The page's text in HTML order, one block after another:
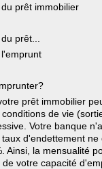
prêt immobilier
prêt...
prêt immobilier
de vie
Votre banque
d'endettement ne
Ainsi, la mensualité
votre capacité